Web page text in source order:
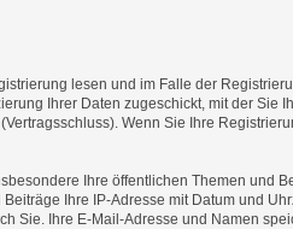
lesen und im Falle der
Ihrer Daten zugeschickt, mit der Sie
Wenn Sie Ihre
Ihre öffentlichen Themen und
Ihre IP-Adresse mit Datum und
Ihre E-Mail-Adresse und Namen